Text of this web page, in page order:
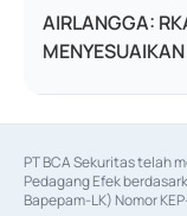
AIRLANGGA:
PT BCA Sekuritas telah
Pedagang Efek
Bapepam-LK) Nomor